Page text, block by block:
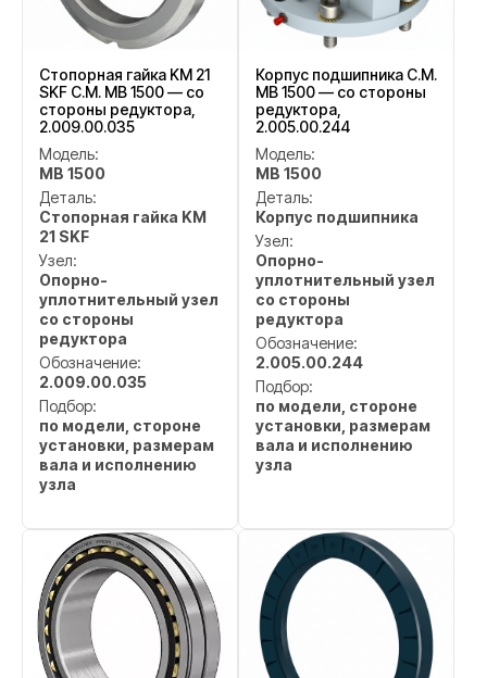
Стопорная гайка KM 21
SKF C.M. MB 1500 — со
стороны редуктора,
2.009.00.035
Модель:
MB 1500
Деталь:
Стопорная гайка KM
21 SKF
Узел:
Опорно-
уплотнительный узел
со стороны
редуктора
Обозначение:
2.009.00.035
Подбор:
по модели, стороне
установки, размерам
вала и исполнению
узла
Корпус подшипника C.M.
MB 1500 — со стороны
редуктора,
2.005.00.244
Модель:
MB 1500
Деталь:
Корпус подшипника
Узел:
Опорно-
уплотнительный узел
со стороны
редуктора
Обозначение:
2.005.00.244
Подбор:
по модели, стороне
установки, размерам
вала и исполнению
узла